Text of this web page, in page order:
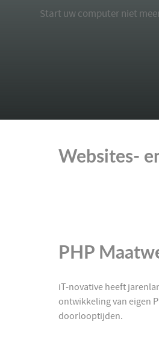
Start uw computer niet
Websites-
PHP
iT-novative heeft
ontwikkeling van eigen
doorlooptijden.